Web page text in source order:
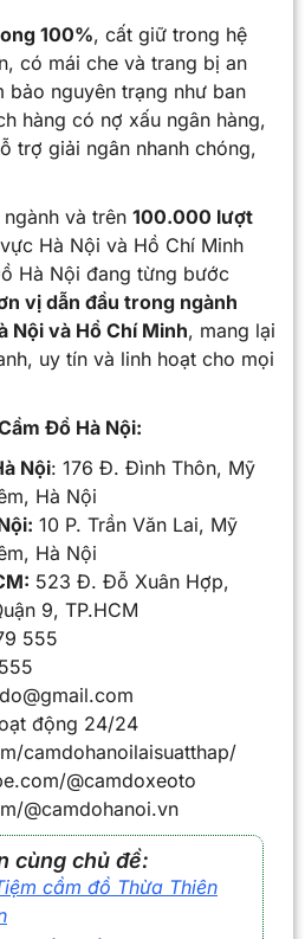
100%, cất giữ trong hệ
có mái che và trang bị an
bảo nguyên trạng như ban
hàng có nợ xấu ngân hàng,
trợ giải ngân nhanh chóng,
và trên 100.000 lượt
Hà Nội và Hồ Chí Minh
Hà Nội đang từng bước
vị dẫn đầu trong ngành
Nội và Hồ Chí Minh, mang lại
uy tín và linh hoạt cho mọi
Đồ Hà Nội:
Nội: 176 Đ. Đình Thôn, Mỹ
Hà Nội
10 P. Trần Văn Lai, Mỹ
Hà Nội
523 Đ. Đỗ Xuân Hợp,
9, TP.HCM
555
động 24/24
camdohanoilaisuatthap/
@camdoxeoto
@camdohanoi.vn
cùng chủ đề:
cầm đồ Thừa Thiên